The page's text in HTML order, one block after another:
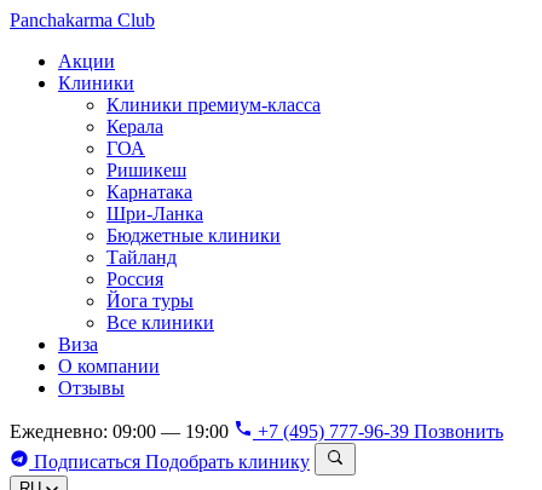
Panchakarma Club
Акции
Клиники
Клиники премиум-класса
Керала
ГОА
Ришикеш
Карнатака
Шри-Ланка
Бюджетные клиники
Тайланд
Россия
Йога туры
Все клиники
Виза
О компании
Отзывы
Ежедневно: 09:00 — 19:00 +7 (495) 777-96-39 Позвонить
Подписаться Подобрать клинику